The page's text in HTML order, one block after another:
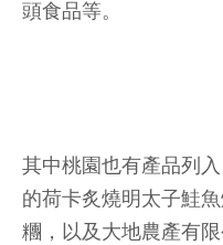
頭食品等。
其中桃園也有產品列
的荷卡炙燒明太子鮭
糰，以及大地農產有